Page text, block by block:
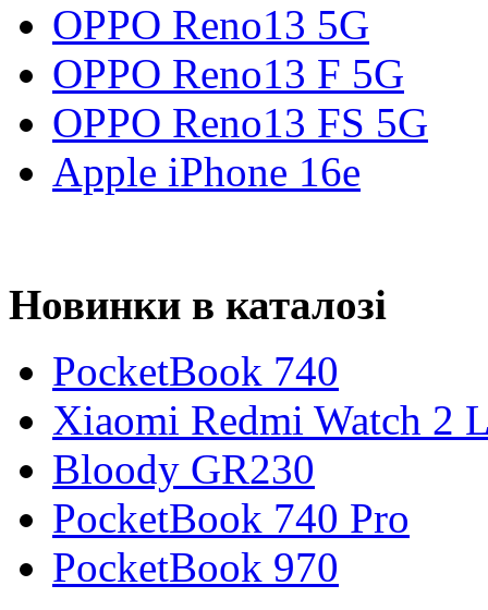
OPPO Reno13 5G
OPPO Reno13 F 5G
OPPO Reno13 FS 5G
Apple iPhone 16e
Новинки в каталозі
PocketBook 740
Xiaomi Redmi Watch 2
Bloody GR230
PocketBook 740 Pro
PocketBook 970